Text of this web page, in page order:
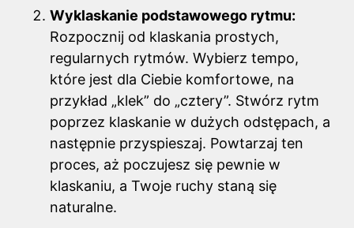
Wyklaskanie podstawowego rytmu:
Rozpocznij od klaskania prostych,
regularnych rytmów. Wybierz tempo,
które jest dla Ciebie komfortowe, na
przykład „klek” do „cztery”. Stwórz rytm
poprzez klaskanie w dużych odstępach, a
następnie przyspieszaj. Powtarzaj ten
proces, aż poczujesz się pewnie w
klaskaniu, a Twoje ruchy staną się
naturalne.